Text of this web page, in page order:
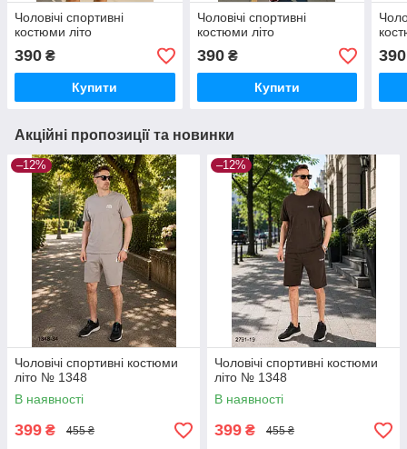
Чоловічі спортивні
костюми літо
390 ₴
Купити
Чоловічі спортивні
костюми літо
390₴
Купити
390
Акційні пропозиції та новинки
–12%
Чоловічі спортивні костюми
літо № 1348
В наявності
399 ₴ 455 ₴
–12%
Чоловічі спортивні костюми
літо № 1348
В наявності
399 ₴ 455 ₴